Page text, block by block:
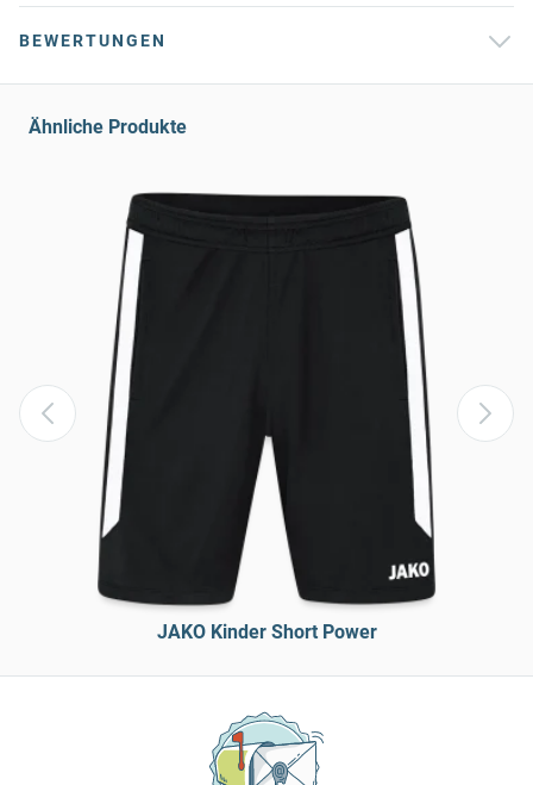
BEWERTUNGEN
Ähnliche Produkte
JAKO Kinder Short Power